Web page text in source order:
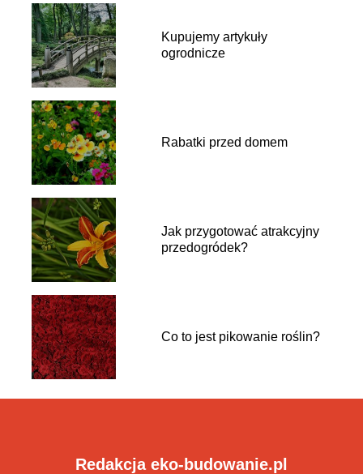
Kupujemy artykuły
ogrodnicze
Rabatki przed domem
Jak przygotować atrakcyjny
przedogródek?
Co to jest pikowanie roślin?
Redakcja eko-budowanie.pl